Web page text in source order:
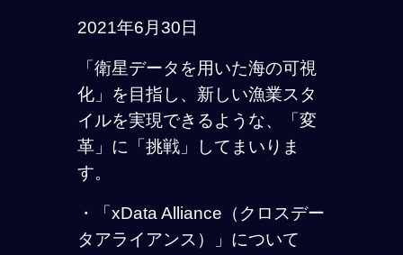
2021年6月30日
「衛星データを用いた海の可視
化」を目指し、新しい漁業スタ
イルを実現できるような、「変
革」に「挑戦」してまいりま
す。
・「xData Alliance（クロスデー
タアライアンス）」について